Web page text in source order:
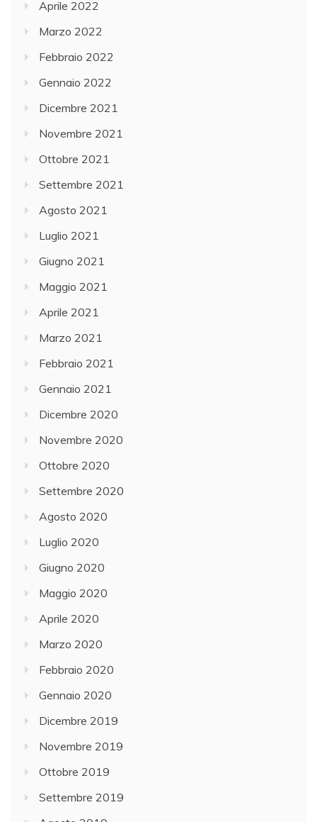
Aprile 2022
Marzo 2022
Febbraio 2022
Gennaio 2022
Dicembre 2021
Novembre 2021
Ottobre 2021
Settembre 2021
Agosto 2021
Luglio 2021
Giugno 2021
Maggio 2021
Aprile 2021
Marzo 2021
Febbraio 2021
Gennaio 2021
Dicembre 2020
Novembre 2020
Ottobre 2020
Settembre 2020
Agosto 2020
Luglio 2020
Giugno 2020
Maggio 2020
Aprile 2020
Marzo 2020
Febbraio 2020
Gennaio 2020
Dicembre 2019
Novembre 2019
Ottobre 2019
Settembre 2019